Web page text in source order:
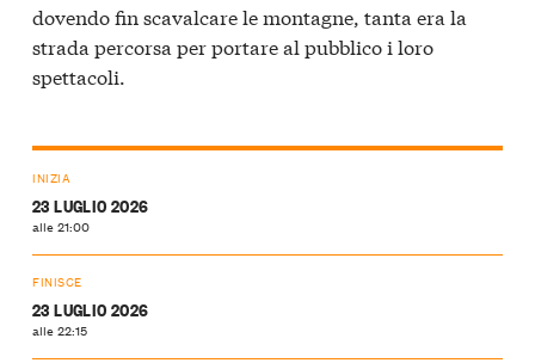
dovendo fin scavalcare le montagne, tanta era la
strada percorsa per portare al pubblico i loro
spettacoli.
INIZIA
23 LUGLIO 2026
alle 21:00
FINISCE
23 LUGLIO 2026
alle 22:15